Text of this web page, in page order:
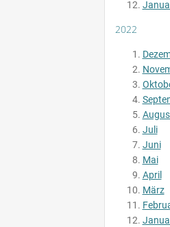
2022
Juli
Juni
Mai
April
März